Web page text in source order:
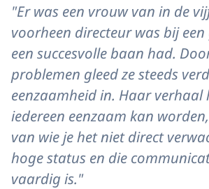
"Er was een vrouw van in de
voorheen directeur was bij
een succesvolle baan had.
problemen gleed ze steeds
eenzaamheid in. Haar verhaal
iedereen eenzaam kan
van wie je het niet direct
hoge status en die
vaardig is."